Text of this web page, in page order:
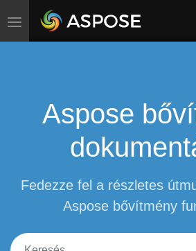
Toggle navigation
Aspose
Fedezze fel a részletes
Aspose bővítmény